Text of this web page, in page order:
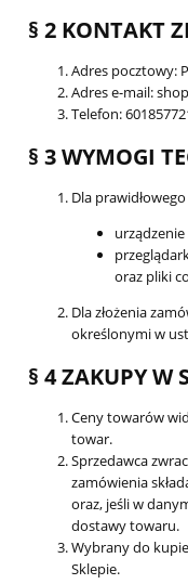
§ 2 KONTAKT
Adres pocztowy:
Adres e-mail:
Telefon:
§ 3 WYMOGI
Dla
oraz pliki
Dla złożenia
określonymi w
§ 4 ZAKUPY W
Ceny towarów
towar.
Sprzedawca
zamówienia
oraz, jeśli w
dostawy towaru.
Wybrany do
Sklepie.